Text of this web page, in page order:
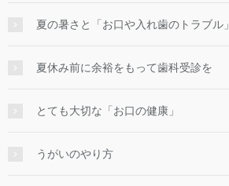
夏の暑さと「お口や入れ歯のトラブル」
夏休み前に余裕をもって歯科受診を
とても大切な「お口の健康」
うがいのやり⽅